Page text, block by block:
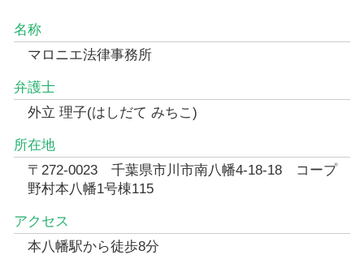
名称
マロニエ法律事務所
弁護士
外立 理子(はしだて みちこ)
所在地
〒272-0023 千葉県市川市南八幡4-18-18 コープ
野村本八幡1号棟115
アクセス
本八幡駅から徒歩8分